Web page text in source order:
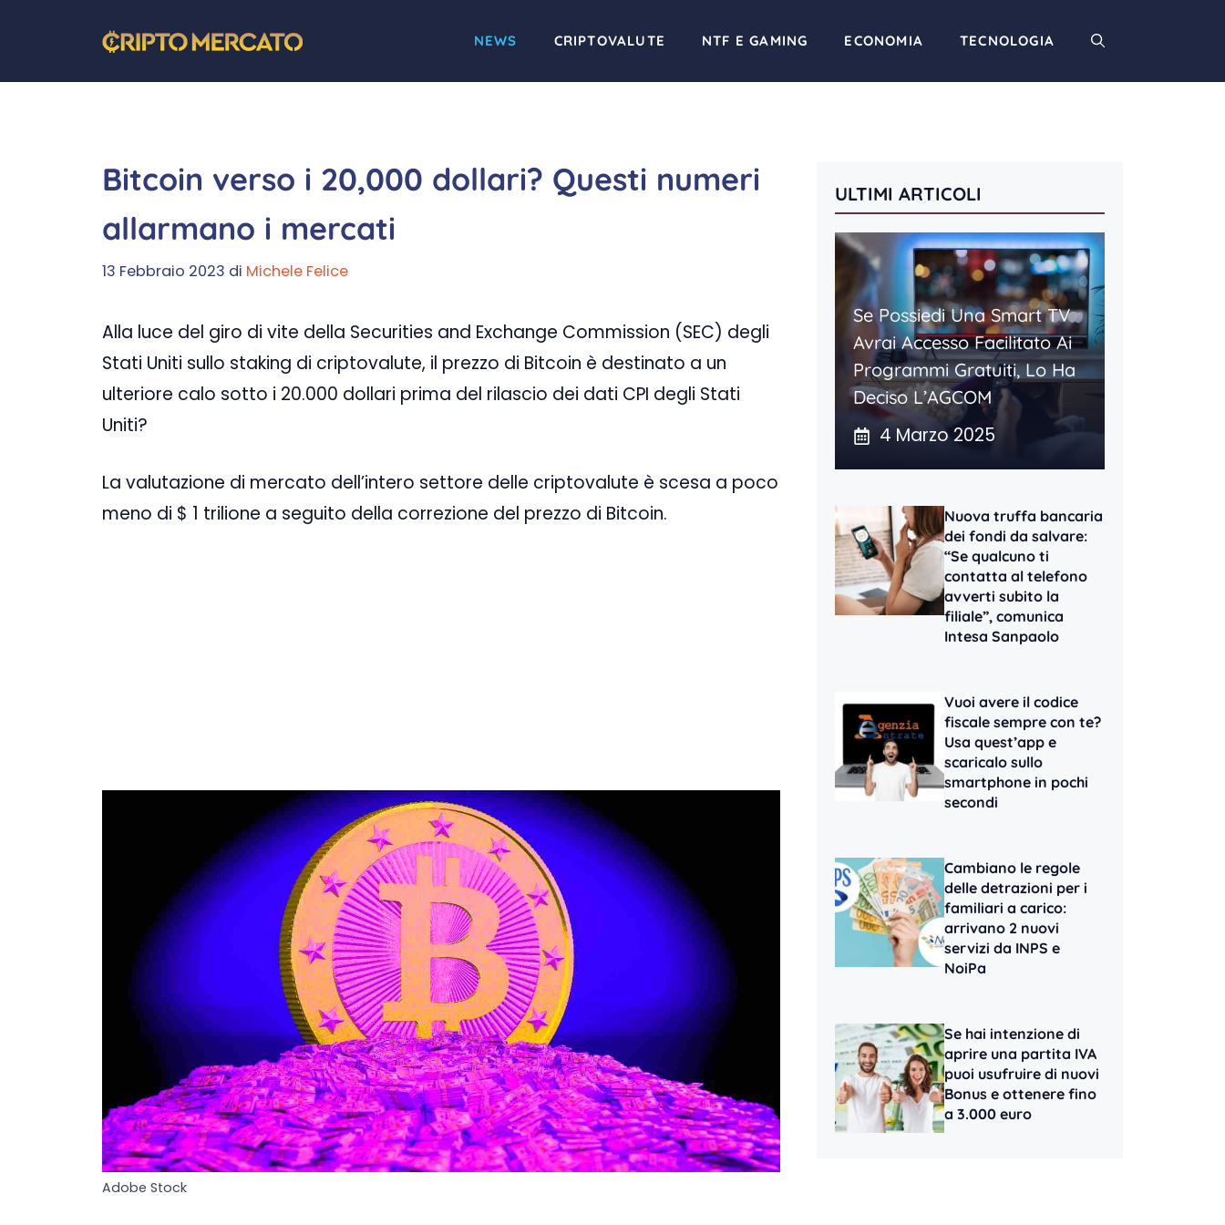
contenuto
NEWS CRIPTOVALUTE NTF E GAMING ECONOMIA TECNOLOGIA
Bitcoin verso i 20,000 dollari? Questi numeri
allarmano i mercati
13 Febbraio 2023 di Michele Felice
Alla luce del giro di vite della Securities and Exchange Commission (SEC) degli
Stati Uniti sullo staking di criptovalute, il prezzo di Bitcoin è destinato a un
ulteriore calo sotto i 20.000 dollari prima del rilascio dei dati CPI degli Stati
Uniti?
La valutazione di mercato dell’intero settore delle criptovalute è scesa a poco
meno di $ 1 trilione a seguito della correzione del prezzo di Bitcoin.
Adobe Stock
ULTIMI ARTICOLI
Se Possiedi Una Smart TV
Avrai Accesso Facilitato Ai
Programmi Gratuiti, Lo Ha
Deciso L’AGCOM
4 Marzo 2025
Nuova truffa bancaria
dei fondi da salvare:
“Se qualcuno ti
contatta al telefono
avverti subito la
filiale”, comunica
Intesa Sanpaolo
Vuoi avere il codice
fiscale sempre con te?
Usa quest’app e
scaricalo sullo
smartphone in pochi
secondi
Cambiano le regole
delle detrazioni per i
familiari a carico:
arrivano 2 nuovi
servizi da INPS e
NoiPa
Se hai intenzione di
aprire una partita IVA
puoi usufruire di nuovi
Bonus e ottenere fino
a 3.000 euro